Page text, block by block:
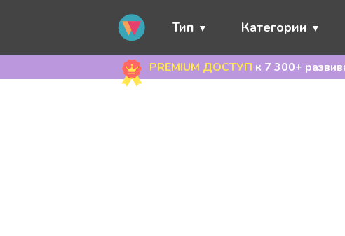
Тип Категории
PREMIUM ДОСТУП к 7 300+